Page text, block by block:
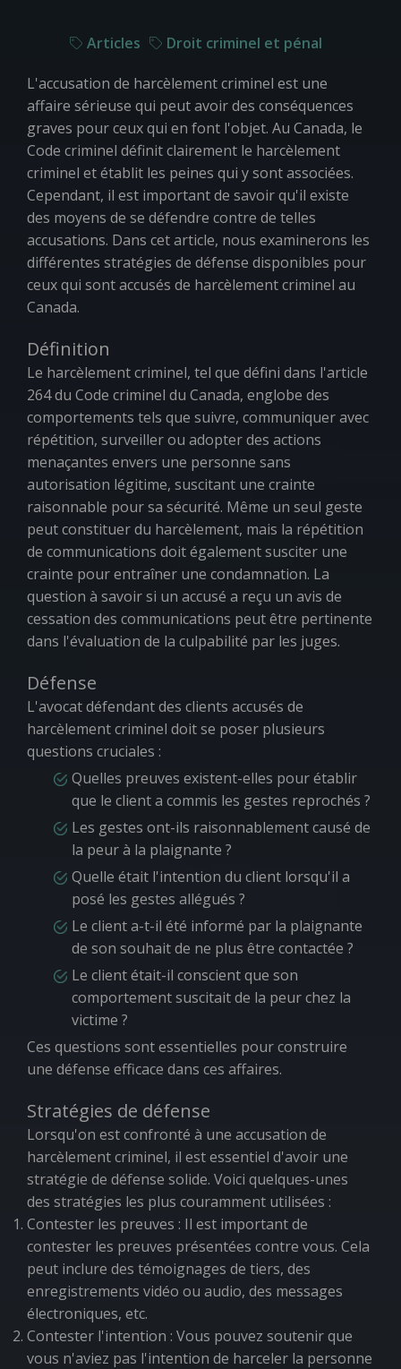
Articles Droit criminel et pénal
L'accusation de harcèlement criminel est une
affaire sérieuse qui peut avoir des conséquences
graves pour ceux qui en font l'objet. Au Canada, le
Code criminel définit clairement le harcèlement
criminel et établit les peines qui y sont associées.
Cependant, il est important de savoir qu'il existe
des moyens de se défendre contre de telles
accusations. Dans cet article, nous examinerons les
différentes stratégies de défense disponibles pour
ceux qui sont accusés de harcèlement criminel au
Canada.
Définition
Le harcèlement criminel, tel que défini dans l'article
264 du Code criminel du Canada, englobe des
comportements tels que suivre, communiquer avec
répétition, surveiller ou adopter des actions
menaçantes envers une personne sans
autorisation légitime, suscitant une crainte
raisonnable pour sa sécurité. Même un seul geste
peut constituer du harcèlement, mais la répétition
de communications doit également susciter une
crainte pour entraîner une condamnation. La
question à savoir si un accusé a reçu un avis de
cessation des communications peut être pertinente
dans l'évaluation de la culpabilité par les juges.
Défense
L'avocat défendant des clients accusés de
harcèlement criminel doit se poser plusieurs
questions cruciales :
Quelles preuves existent-elles pour établir
que le client a commis les gestes reprochés ?
Les gestes ont-ils raisonnablement causé de
la peur à la plaignante ?
Quelle était l'intention du client lorsqu'il a
posé les gestes allégués ?
Le client a-t-il été informé par la plaignante
de son souhait de ne plus être contactée ?
Le client était-il conscient que son
comportement suscitait de la peur chez la
victime ?
Ces questions sont essentielles pour construire
une défense efficace dans ces affaires.
Stratégies de défense
Lorsqu'on est confronté à une accusation de
harcèlement criminel, il est essentiel d'avoir une
stratégie de défense solide. Voici quelques-unes
des stratégies les plus couramment utilisées :
Contester les preuves : Il est important de
contester les preuves présentées contre vous. Cela
peut inclure des témoignages de tiers, des
enregistrements vidéo ou audio, des messages
électroniques, etc.
Contester l'intention : Vous pouvez soutenir que
vous n'aviez pas l'intention de harceler la personne